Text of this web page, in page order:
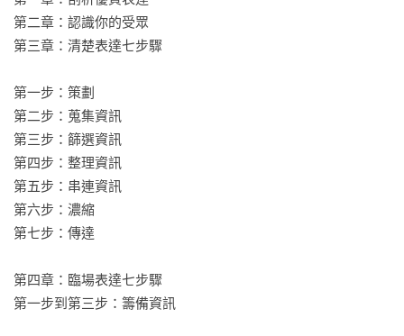
對方想知道的 ❞
一早醒來就被資訊轟炸的時代，他人的注意力是要努力爭取才
能得到的獎賞，表達能力正是你勝出的關鍵。羅斯曾和電視台
總監敲定半小時會議說明新節目構想，後來總監行程延誤，只
給了羅斯短短幾分鐘，他就是運用本書7步驟為對方量身打造資
訊、讓點子成功被採用：
Step 1策劃：用一句話概括目的，並認識你的受眾。
Step 3篩選資訊：重點不在於資訊多有趣，而是有多相關。
Step 4架構資訊：擬定故事主線，7種展開故事的方法。
第二章：認識你的受眾
第三章：清楚表達七步驟
第一步：策劃
第二步：蒐集資訊
第三步：篩選資訊
第四步：整理資訊
第五步：串連資訊
第六步：濃縮
第七步：傳達
第四章：臨場表達七步驟
第一步到第三步：籌備資訊